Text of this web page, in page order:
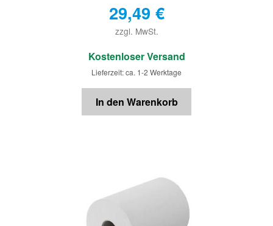
29,49 €
zzgl. MwSt.
€
Kostenloser Versand
Lieferzeit: ca. 1-2 Werktage
In den Warenkorb